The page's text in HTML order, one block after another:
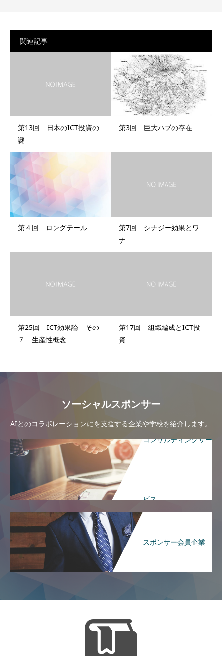
関連記事
第13回 日本のICT投資の
謎
第3回 巨大ハブの存在
第４回 ロングテール
第7回 シナジー効果とワ
ナ
第25回 ICT効果論 その
７ 生産性概念
第17回 組織編成とICT投
資
ソーシャルスポンサー
AIとのコラボレーションにを支援する企業や学校を紹介します。
コンサルティングサー
ビス
スポンサー会員企業